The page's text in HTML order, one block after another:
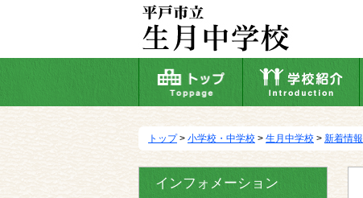
動
トップ> 小学校・中学校 > 生月中学校 > 新着情報
インフォメーション